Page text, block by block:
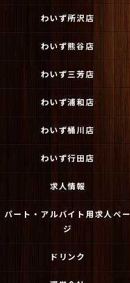
わいず所沢店
わいず熊谷店
わいず三芳店
わいず浦和店
わいず桶川店
わいず行田店
求人情報
パート・アルバイト用求人ペー
ジ
ドリンク